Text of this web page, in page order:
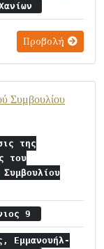
Προβολή
Συμβουλίου
της
του
Συμβουλίου
9
Εμμανουήλ-